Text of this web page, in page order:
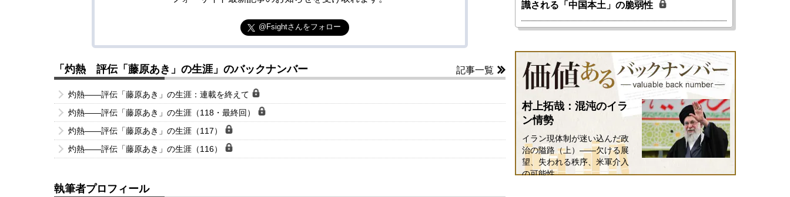
@Fsightさんをフォロー
「灼熱 評伝「藤原あき」の生涯」のバックナンバー 記事一覧
灼熱――評伝「藤原あき」の生涯：連載を終えて
灼熱――評伝「藤原あき」の生涯（118・最終回）
灼熱――評伝「藤原あき」の生涯（117）
灼熱――評伝「藤原あき」の生涯（116）
執筆者プロフィール
識される「中国本土」の脆弱性
村上拓哉：混沌のイラ
ン情勢
イラン現体制が迷い込んだ政
治の隘路（上）――欠ける展
望、失われる秩序、米軍介入
の可能性